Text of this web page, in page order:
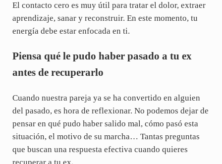
El contacto cero es muy útil para tratar el dolor, extraer
aprendizaje, sanar y reconstruir. En este momento, tu
energía debe estar enfocada en ti.
Piensa qué le pudo haber pasado a tu ex
antes de recuperarlo
Cuando nuestra pareja ya se ha convertido en alguien
del pasado, es hora de reflexionar. No podemos dejar de
pensar en qué pudo haber salido mal, cómo pasó esta
situación, el motivo de su marcha… Tantas preguntas
que buscan una respuesta efectiva cuando quieres
recuperar a tu ex.